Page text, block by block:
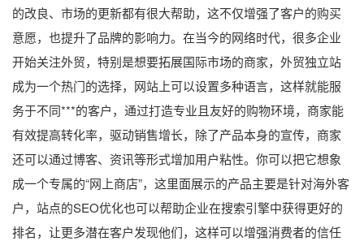
的改良、市场的更新都有很大帮助，这不仅增强了客户的购买
意愿，也提升了品牌的影响力。在当今的网络时代，很多企业
开始关注外贸，特别是想要拓展国际市场的商家，外贸独立站
成为一个热门的选择，网站上可以设置多种语言，这样就能服
务于不同***的客户，通过打造专业且友好的购物环境，商家能
有效提高转化率，驱动销售增长，除了产品本身的宣传，商家
还可以通过博客、资讯等形式增加用户粘性。你可以把它想象
成一个专属的“网上商店”，这里面展示的产品主要是针对海外客
户，站点的SEO优化也可以帮助企业在搜索引擎中获得更好的
排名，让更多潜在客户发现他们，这样可以增强消费者的信任